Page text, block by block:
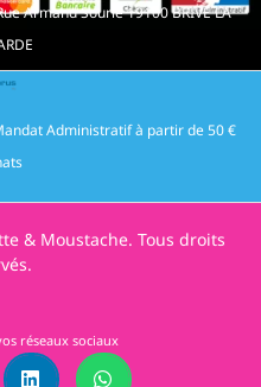
Armand Sourie 19100 BRIVE LA
Administratif à partir de 50 €
& Moustache. Tous droits
réseaux sociaux